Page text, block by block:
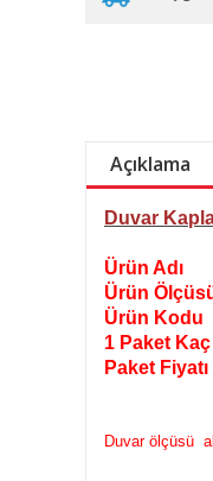
Açıklama
Duvar
Ürün
Ürün
Ürün
1 Paket
Paket
Duvar ölçüsü